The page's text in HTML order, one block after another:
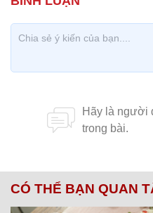
CÓ THỂ BẠN QUAN